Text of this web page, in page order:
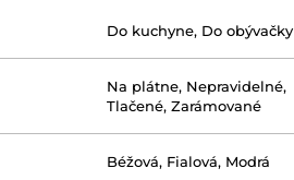
Do kuchyne, Do obývačky
Na plátne, Nepravidelné,
Tlačené,Zarámované
Béžová, Fialová, Modrá